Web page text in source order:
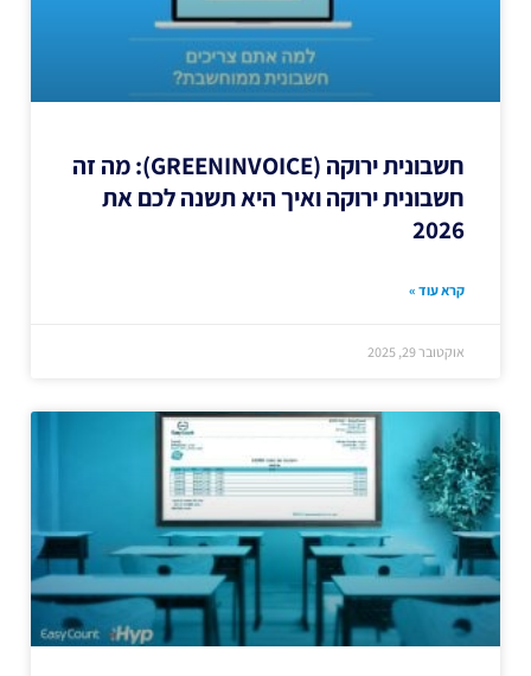
חשבונית ירוקה (GREENINVOICE): מה זה
חשבונית ירוקה ואיך היא תשנה לכם את
2026
קרא עוד »
אוקטובר 29, 2025